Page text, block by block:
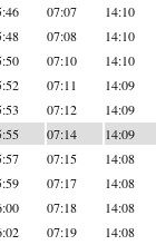
07:07 14:10
07:08 14:10
07:10 14:10
07:11 14:09
07:12 14:09
07:14 14:09
07:15 14:08
07:17 14:08
07:18 14:08
07:19 14:08